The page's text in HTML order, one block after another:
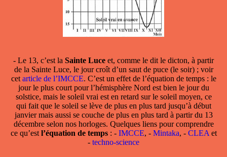
- Le 13, c’est la Sainte Luce et, comme le dit le dicton, à partir
de la Sainte Luce, le jour croît d’un saut de puce (le soir) ; voir
cet article de l’IMCCE. C’est un effet de l’équation de temps : le
jour le plus court pour l’hémisphère Nord est bien le jour du
solstice, mais le soleil vrai est en retard sur le soleil moyen, ce
qui fait que le soleil se lève de plus en plus tard jusqu’à début
janvier mais aussi se couche de plus en plus tard à partir du 13
décembre selon nos horloges. Quelques liens pour comprendre
ce qu’est l’équation de temps: - IMCCE, - Mintaka, - CLEA et
- techno-science